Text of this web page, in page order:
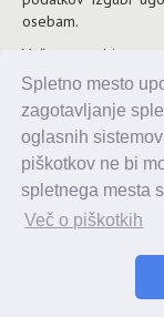
Spletno mesto
zagotavljanje
oglasnih
piškotkov ne bi
spletnega mesta
Več o piškotkih
osebam.
Več o uporabi,
tej povezavi.
Alaris d.o.o.,